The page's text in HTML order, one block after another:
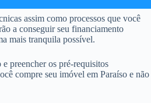
assim como processos que você
a conseguir seu financiamento
mais tranquila possível.
preencher os pré-requisitos
compre seu imóvel em Paraíso e não